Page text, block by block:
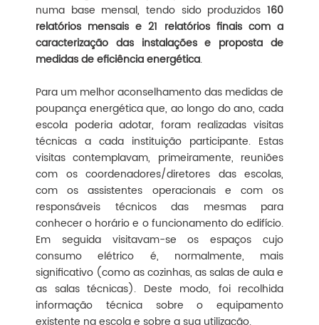
numa base mensal, tendo sido produzidos 160
relatórios mensais e 21 relatórios finais com a
caracterização das instalações e proposta de
medidas de eficiência energética.
Para um melhor aconselhamento das medidas de
poupança energética que, ao longo do ano, cada
escola poderia adotar, foram realizadas visitas
técnicas a cada instituição participante. Estas
visitas contemplavam, primeiramente, reuniões
com os coordenadores/diretores das escolas,
com os assistentes operacionais e com os
responsáveis técnicos das mesmas para
conhecer o horário e o funcionamento do edifício.
Em seguida visitavam-se os espaços cujo
consumo elétrico é, normalmente, mais
significativo (como as cozinhas, as salas de aula e
as salas técnicas). Deste modo, foi recolhida
informação técnica sobre o equipamento